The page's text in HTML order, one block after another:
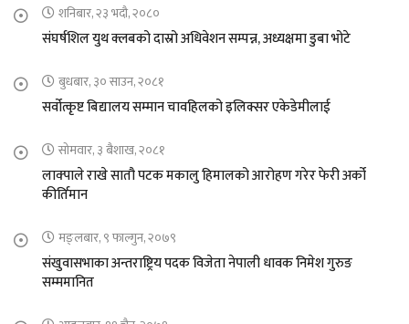
शनिबार, २३ भदौ, २०८०
संघर्षशिल युथ क्लबको दास्रो अधिवेशन सम्पन्न, अध्यक्षमा डुबा भोटे
बुधबार, ३० साउन, २०८१
सर्वोत्कृष्ट बिद्यालय सम्मान चावहिलको इलिक्सर एकेडेमीलाई
सोमवार, ३ बैशाख, २०८१
लाक्पाले राखे सातौ पटक मकालु हिमालको आरोहण गरेर फेरी अर्को
कीर्तिमान
मङ्लबार, ९ फाल्गुन, २०७९
संखुवासभाका अन्तराष्ट्रिय पदक विजेता नेपाली धावक निमेश गुरुङ
सम्ममानित